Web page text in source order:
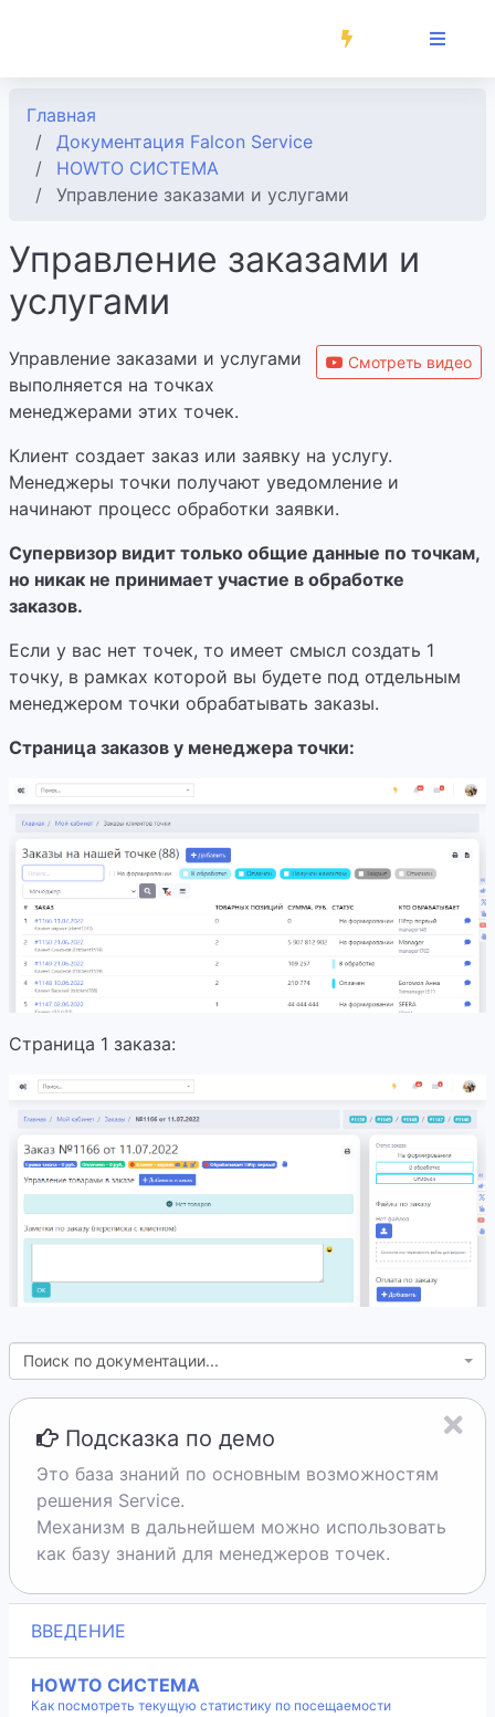
Главная
Документация Falcon Service
HOWTO СИСТЕМА
Управление заказами и услугами
Управление заказами и
услугами
Смотреть видео
Управление заказами и услугами
выполняется на точках
менеджерами этих точек.
Клиент создает заказ или заявку на услугу.
Менеджеры точки получают уведомление и
начинают процесс обработки заявки.
Супервизор видит только общие данные по точкам,
но никак не принимает участие в обработке
заказов.
Если у вас нет точек, то имеет смысл создать 1
точку, в рамках которой вы будете под отдельным
менеджером точки обрабатывать заказы.
Страница заказов у менеджера точки:
Страница 1 заказа:
Поиск по документации...
Подсказка по демо
Это база знаний по основным возможностям
решения Service.
Механизм в дальнейшем можно использовать
как базу знаний для менеджеров точек.
ВВЕДЕНИЕ
HOWTO СИСТЕМА
Как посмотреть текущую статистику по посещаемости